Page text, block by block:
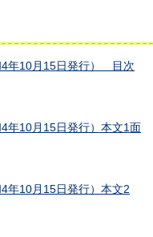
4年10月15日発行） 目次
年10月15日発行）本文1面
年10月15日発行）本文2